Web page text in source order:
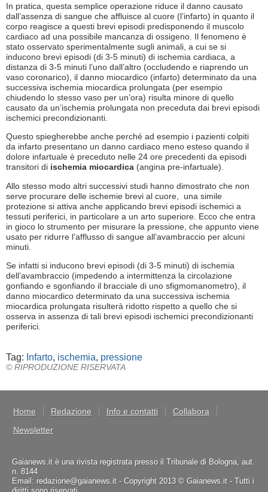
In pratica, questa semplice operazione riduce il danno causato
dall’assenza di sangue che affluisce al cuore (l’infarto) in quanto il
corpo reagisce a questi brevi episodi predisponendo il muscolo
cardiaco ad una possibile mancanza di ossigeno. Il fenomeno è
stato osservato sperimentalmente sugli animali, a cui se si
inducono brevi episodi (di 3-5 minuti) di ischemia cardiaca, a
distanza di 3-5 minuti l’uno dall’altro (occludendo e riaprendo un
vaso coronarico), il danno miocardico (infarto) determinato da una
successiva ischemia miocardica prolungata (per esempio
chiudendo lo stesso vaso per un’ora) risulta minore di quello
causato da un’ischemia prolungata non preceduta dai brevi episodi
ischemici precondizionanti.
Questo spiegherebbe anche perché ad esempio i pazienti colpiti
da infarto presentano un danno cardiaco meno esteso quando il
dolore infartuale è preceduto nelle 24 ore precedenti da episodi
transitori di ischemia miocardica (angina pre-infartuale).
Allo stesso modo altri successivi studi hanno dimostrato che non
serve procurare delle ischemie brevi al cuore, una simile
protezione si attiva anche applicando brevi episodi ischemici a
tessuti periferici, in particolare a un arto superiore. Ecco che entra
in gioco lo strumento per misurare la pressione, che appunto viene
usato per ridurre l’afflusso di sangue all’avambraccio per alcuni
minuti.
Se infatti si inducono brevi episodi (di 3-5 minuti) di ischemia
dell’avambraccio (impedendo a intermittenza la circolazione
gonfiando e sgonfiando il bracciale di uno sfigmomanometro), il
danno miocardico determinato da una successiva ischemia
miocardica prolungata risulterà ridotto rispetto a quello che si
osserva in assenza di tali brevi episodi ischemici precondizionanti
periferici.
Tag: Infarto, ischemia, pressione
© RIPRODUZIONE RISERVATA
Home Redazione Info e contatti
Collabora
Newsletter
Gaianews.it è una rivista registrata presso il Tribunale di Bologna, aut.
n. 8144
Email: redazione@gaianews.it - Copyright 2013 © Gaianews.it - Tutti i